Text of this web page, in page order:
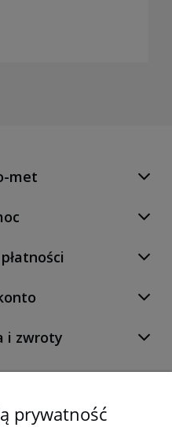
met
i zwroty
prywatność